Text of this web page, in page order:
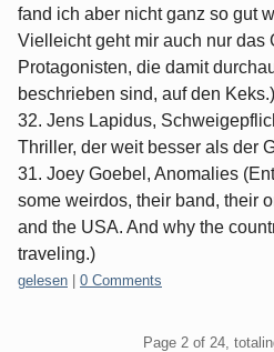
fand ich aber nicht ganz so gut
Vielleicht geht mir auch nur das
Protagonisten, die damit
beschrieben sind, auf den Keks.)
32. Jens Lapidus,
Thriller, der weit besser als der
31. Joey Goebel, Anomalies
some weirdos, their band, their
and the USA. And why the
traveling.)
Categories:
gelesen 0 Comments
Page 2 of 24,